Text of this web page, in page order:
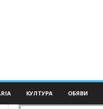
КУЛТУРА ОБЯВИ